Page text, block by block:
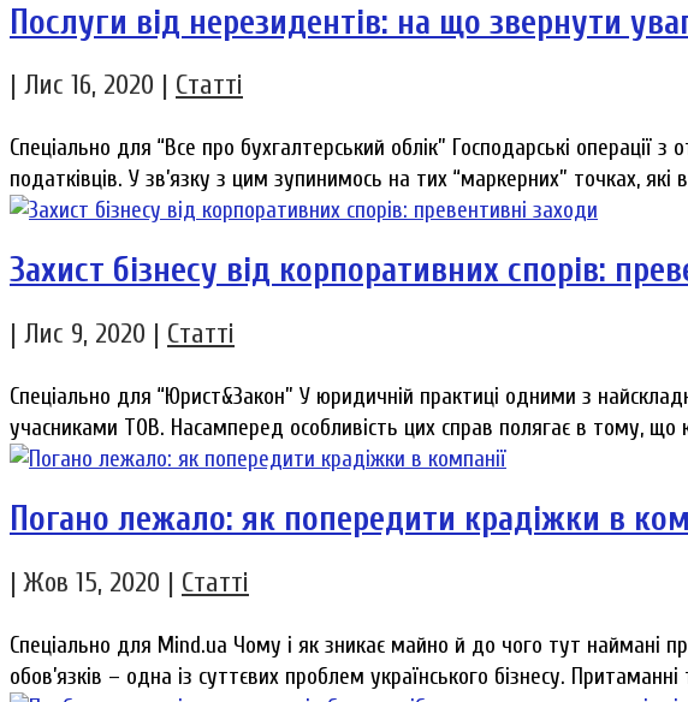
Послуги від нерезидентів: на що звернути
| Лис 16, 2020 | Статті
Спеціально для “Все про бухгалтерський облік” Господарські операції
податківців. У зв’язку з цим зупинимось на тих “маркерних” точках, які
Захист бізнесу від корпоративних спорів:
| Лис 9, 2020 | Статті
Спеціально для “Юрист&Закон” У юридичній практиці одними з
учасниками ТОВ. Насамперед особливість цих справ полягає в тому, що
Погано лежало: як попередити крадіжки в
|Жов 15, 2020 | Статті
Спеціально для Mind.ua Чому і як зникає майно й до чого тут наймані
обов’язків – одна із суттєвих проблем українського бізнесу.